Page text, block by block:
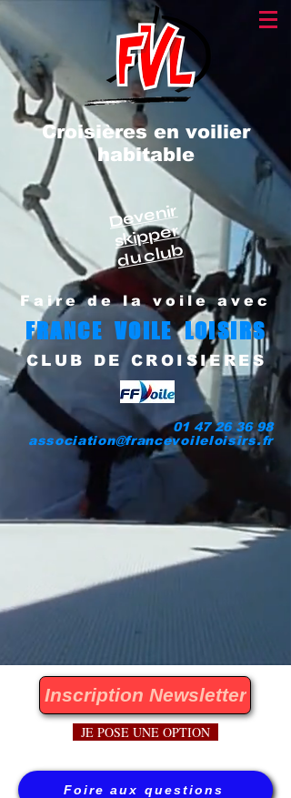
Croisières en voilier
habitable
Devenir
skipper
du club
Faire de la voile avec
FRANCE VOILE LOISIRS
CLUB DE CROISIERES
01 47 26 36 98
association@francevoileloisirs.fr
Inscription Newsletter
JE POSE UNE OPTION
Foire aux questions